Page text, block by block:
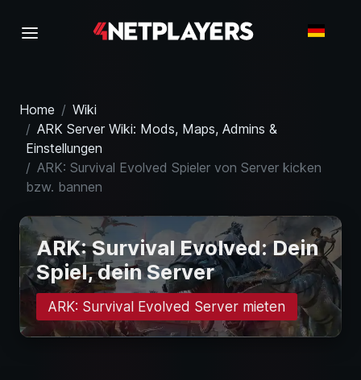
Home
Wiki
ARK Server Wiki: Mods, Maps, Admins &
Einstellungen
ARK: Survival Evolved Spieler von Server kicken
bzw. bannen
ARK: Survival Evolved: Dein
Spiel, dein Server
ARK: Survival Evolved Server mieten